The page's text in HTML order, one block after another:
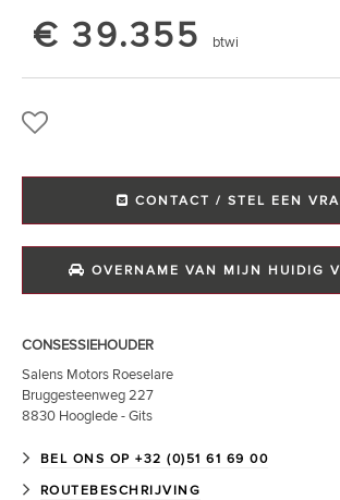
€ 39.355 btwi
CONTACT / STEL EEN
OVERNAME VAN MIJN HUIDIG
CONSESSIEHOUDER
Salens Motors Roeselare
Bruggesteenweg 227
8830 Hooglede - Gits
BEL ONS OP +32 (0)51 61 69 00
ROUTEBESCHRIJVING